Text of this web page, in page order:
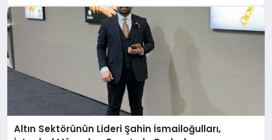
Altın Sektörünün Lideri Şahin İsmailoğulları,